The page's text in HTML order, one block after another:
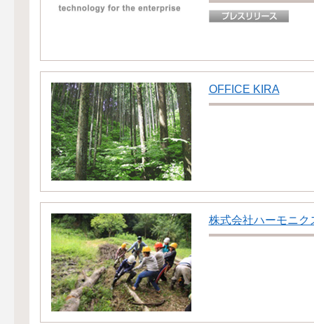
OFFICE KIRA
株式会社ハーモニク